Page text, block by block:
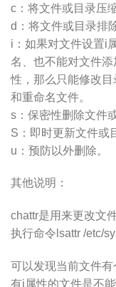
c：将文件或目录压
d：将文件或目录排
i：如果对文件设置i
名、也不能对文件
性，那么只能修改
和重命名文件。
s：保密性删除文件
S：即时更新文件或
u：预防以外删除。
其他说明：
chattr是用来更改文
执行命令lsattr /etc/
可以发现当前文件
有i属性的文件是不